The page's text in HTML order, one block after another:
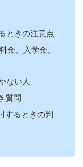
ときの注意点
金、入学金、
ない人
質問
するときの判